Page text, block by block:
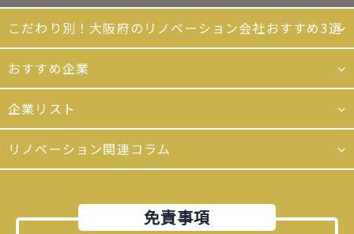
こだわり別！大阪府のリノベーション会社おすすめ3選
おすすめ企業
企業リスト
リノベーション関連コラム
免責事項